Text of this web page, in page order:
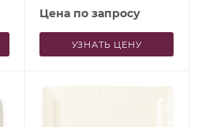
Цена по запросу
УЗНАТЬ ЦЕНУ